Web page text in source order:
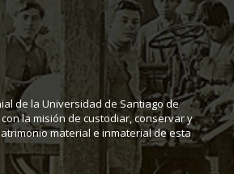
de la Universidad de Santiago de
la misión de custodiar, conservar y
material e inmaterial de esta